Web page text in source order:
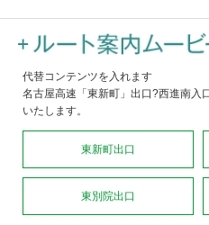
代替コンテンツを入れます
名古屋高速「東新町」出口?西進南入
いたします。
東新町出口
東別院出口